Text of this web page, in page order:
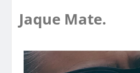
Jaque Mate.